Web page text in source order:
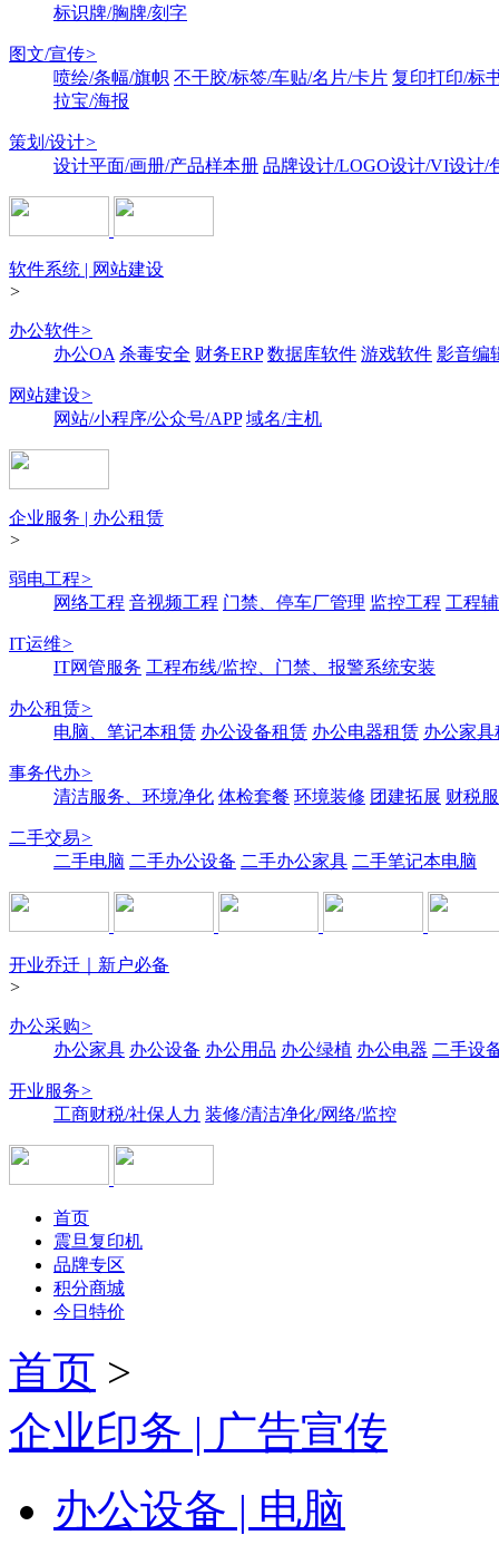
标识牌/胸牌/刻字
图文/宣传>
喷绘/条幅/旗帜 不干胶/标签/车贴/名片/卡片 复印打印/标
拉宝/海报
策划/设计>
设计平面/画册/产品样本册 品牌设计/LOGO设计/VI设计/
软件系统 | 网站建设
>
办公软件>
办公OA 杀毒安全 财务ERP 数据库软件 游戏软件 影音编
网站建设>
网站/小程序/公众号/APP 域名/主机
企业服务 | 办公租赁
>
弱电工程>
网络工程 音视频工程 门禁、停车厂管理 监控工程 工程
IT运维>
IT网管服务 工程布线/监控、门禁、报警系统安装
办公租赁>
电脑、笔记本租赁 办公设备租赁 办公电器租赁 办公家具
事务代办>
清洁服务、环境净化 体检套餐 环境装修 团建拓展 财税
二手交易>
二手电脑 二手办公设备 二手办公家具 二手笔记本电脑
开业乔迁｜新户必备
>
办公采购>
办公家具 办公设备 办公用品 办公绿植 办公电器 二手设
开业服务>
工商财税/社保人力 装修/清洁净化/网络/监控
首页
震旦复印机
品牌专区
积分商城
今日特价
首页 >
企业印务 | 广告宣传
办公设备 | 电脑